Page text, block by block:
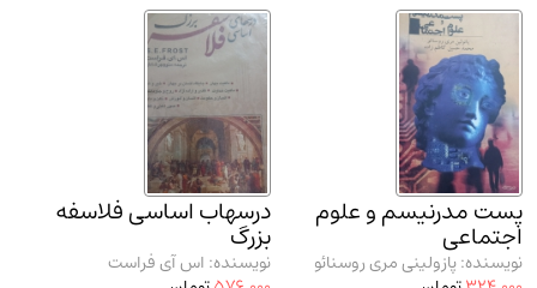
مدرسان شریف و انتشارت ارشد کتاب‌های..(2)
دانشگاه پیامـ نور
پست مدرنیسم و علوم
اجتماعی
نویسنده: پازولینی مری روسنائو
درسهاب اساسی فلاسفه
بزرگ
نویسنده: اس آی فراست